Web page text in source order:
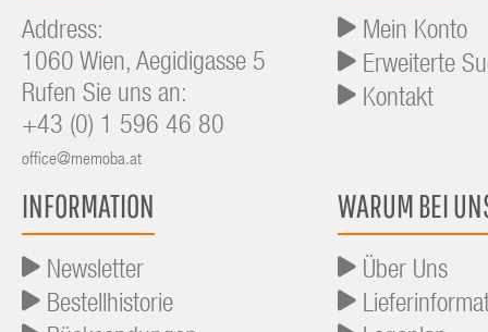
Address:
1060 Wien, Aegidigasse 5
Rufen Sie uns an:
+43 (0) 1 596 46 80
office@memoba.at
Mein Konto
Erweiterte
Kontakt
INFORMATION
Newsletter
Bestellhistorie
WARUM BEI
Über Uns